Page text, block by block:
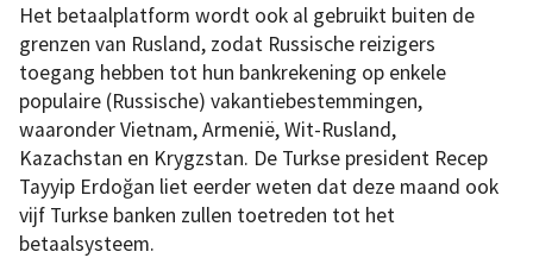
Het betaalplatform wordt ook al gebruikt buiten de
grenzen van Rusland, zodat Russische reizigers
toegang hebben tot hun bankrekening op enkele
populaire (Russische) vakantiebestemmingen,
waaronder Vietnam, Armenië, Wit-Rusland,
Kazachstan en Krygzstan. De Turkse president Recep
Tayyip Erdoğan liet eerder weten dat deze maand ook
vijf Turkse banken zullen toetreden tot het
betaalsysteem.